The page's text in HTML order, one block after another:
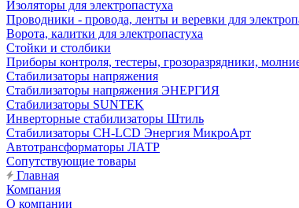
Изоляторы для электропастуха
Проводники - провода, ленты и веревки для
Ворота, калитки для электропастуха
Стойки и столбики
Приборы контроля, тестеры, грозоразрядники,
Стабилизаторы напряжения
Стабилизаторы напряжения ЭНЕРГИЯ
Стабилизаторы SUNTEK
Инверторные стабилизаторы Штиль
Стабилизаторы СН-LCD Энepгия МикроАрт
Автотрансформаторы ЛАТР
Сопутствующие товары
Главная
Компания
О компании